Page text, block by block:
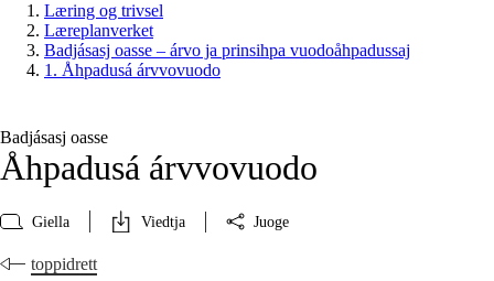
Læring og trivsel
Læreplanverket
Badjásasj oasse – árvo ja prinsihpa vuodoåhpadussaj
1. Åhpadusá árvvovuodo
Badjásasj oasse
Åhpadusá árvvovuodo
Giella Viedtja Juoge
toppidrett